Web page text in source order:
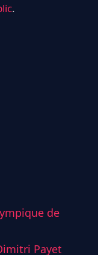
.
de
Payet